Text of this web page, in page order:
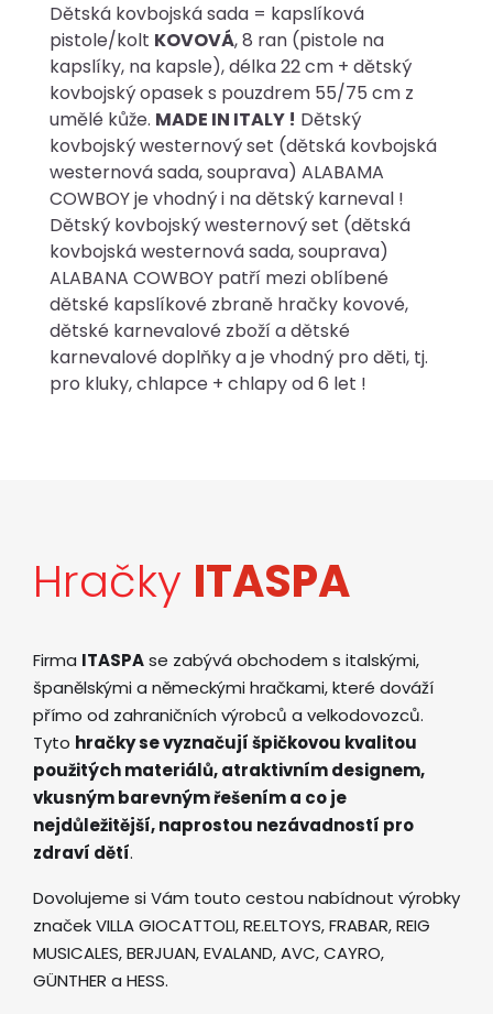
Dětská kovbojská sada = kapslíková
pistole/kolt KOVOVÁ, 8 ran (pistole na
kapslíky, na kapsle), délka 22 cm + dětský
kovbojský opasek s pouzdrem 55/75 cm z
umělé kůže. MADE IN ITALY ! Dětský
kovbojský westernový set (dětská kovbojská
westernová sada, souprava) ALABAMA
COWBOY je vhodný i na dětský karneval !
Dětský kovbojský westernový set (dětská
kovbojská westernová sada, souprava)
ALABANA COWBOY patří mezi oblíbené
dětské kapslíkové zbraně hračky kovové,
dětské karnevalové zboží a dětské
karnevalové doplňky a je vhodný pro děti, tj.
pro kluky, chlapce + chlapy od 6 let !
Hračky ITASPA
Firma ITASPAse zabývá obchodem s italskými,
španělskými a německými hračkami, které dováží
přímo od zahraničních výrobců a velkodovozců.
Tyto hračky se vyznačují špičkovou kvalitou
použitých materiálů, atraktivním designem,
vkusným barevným řešením a co je
nejdůležitější, naprostou nezávadností pro
zdraví dětí.
Dovolujeme si Vám touto cestou nabídnout výrobky
značek VILLA GIOCATTOLI, RE.ELTOYS, FRABAR, REIG
MUSICALES, BERJUAN, EVALAND, AVC, CAYRO,
GÜNTHER a HESS.